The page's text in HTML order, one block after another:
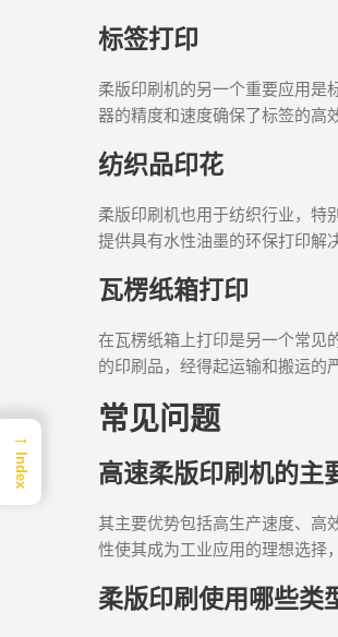
标签打印
柔版印刷机的另一个重要应用是
器的精度和速度确保了标签的高
纺织品印花
柔版印刷机也用于纺织行业，特
提供具有水性油墨的环保打印解
瓦楞纸箱打印
在瓦楞纸箱上打印是另一个常见
的印刷品，经得起运输和搬运的
常见问题
高速柔版印刷机的主
其主要优势包括高生产速度、高
性使其成为工业应用的理想选择
柔版印刷使用哪些类
→
Index